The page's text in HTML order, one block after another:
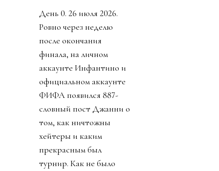
День 0. 26 июля 2026.
Ровно через неделю
после окончания
финала, на личном
аккаунте Инфантино и
официальном аккаунте
ФИФА появился 887-
словный пост Джанни о
том, как ничтожны
хейтеры и каким
прекрасным был
турнир. Как не было